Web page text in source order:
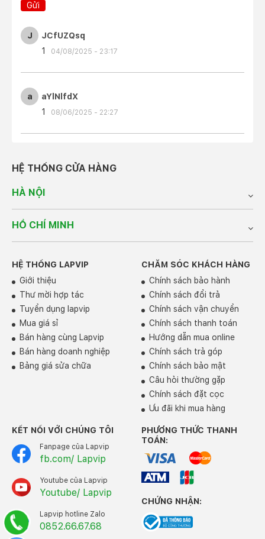
Gửi
J
JCfUZQsq
1
04/08/2025 - 23:17
a
aYlNlfdX
1
08/06/2025 - 22:27
HỆ THỐNG CỬA HÀNG
HÀ NỘI
HỒ CHÍ MINH
HỆ THỐNG LAPVIP
Giới thiệu
Thư mời hợp tác
Tuyển dụng lapvip
Mua giá sỉ
Bán hàng cùng Lapvip
Bán hàng doanh nghiệp
Bảng giá sửa chữa
CHĂM SÓC KHÁCH HÀNG
Chính sách bảo hành
Chính sách đổi trả
Chính sách vận chuyển
Chính sách thanh toán
Hướng dẫn mua online
Chính sách trả góp
Chính sách bảo mật
Câu hỏi thường gặp
Chính sách đặt cọc
Ưu đãi khi mua hàng
KẾT NỐI VỚI CHÚNG TÔI
Fanpage của Lapvip
fb.com/ Lapvip
Youtube của Lapvip
Youtube/ Lapvip
Lapvip hotline Zalo
0852.66.67.68
PHƯƠNG THỨC THANH
TOÁN:
CHỨNG NHẬN: